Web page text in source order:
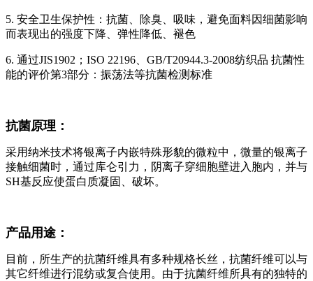
5. 安全卫生保护性：抗菌、除臭、吸味，避免面料因细菌影响
而表现出的强度下降、弹性降低、褪色
6. 通过JIS1902；ISO 22196、GB/T20944.3-2008纺织品 抗菌性
能的评价第3部分：振荡法等抗菌检测标准
抗菌原理：
采用纳米技术将银离子内嵌特殊形貌的微粒中，微量的银离子
接触细菌时，通过库仑引力，阴离子穿细胞壁进入胞内，并与
SH基反应使蛋白质凝固、破坏。
产品用途：
目前，所生产的抗菌纤维具有多种规格长丝，抗菌纤维可以与
其它纤维进行混纺或复合使用。由于抗菌纤维所具有的独特的